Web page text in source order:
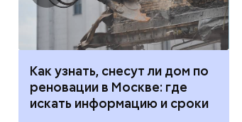
Как узнать, снесут ли дом по
реновации в Москве: где
искать информацию и сроки